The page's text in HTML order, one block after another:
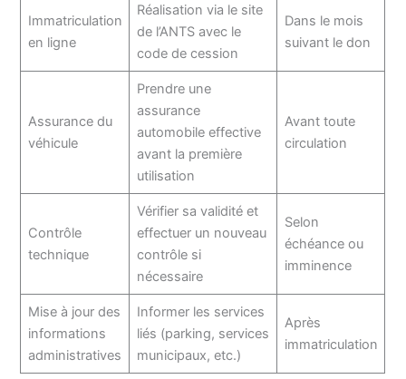
Immatriculation
en ligne
Réalisation via le site
de l’ANTS avec le
code de cession
Dans le mois
suivant le don
Assurance du
véhicule
Prendre une
assurance
automobile effective
avant la première
utilisation
Avant toute
circulation
Contrôle
technique
Vérifier sa validité et
effectuer un nouveau
contrôle si
nécessaire
Selon
échéance ou
imminence
Mise à jour des
informations
administratives
Informer les services
liés (parking, services
municipaux, etc.)
Après
immatriculation